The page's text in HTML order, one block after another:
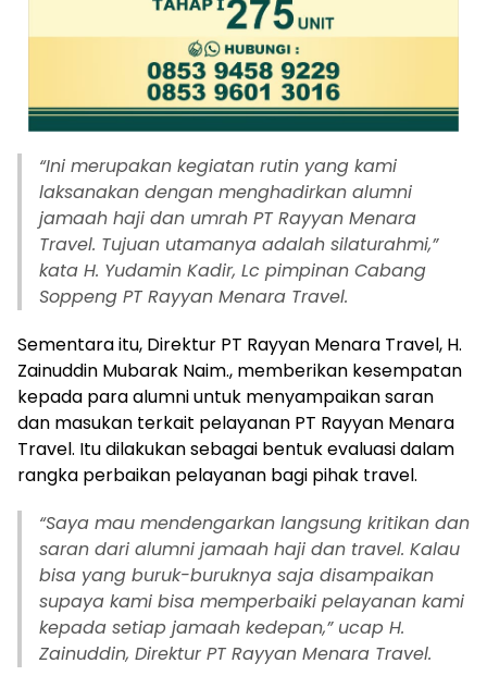
“Ini merupakan kegiatan rutin yang kami
laksanakan dengan menghadirkan alumni
jamaah haji dan umrah PT Rayyan Menara
Travel. Tujuan utamanya adalah silaturahmi,”
kata H. Yudamin Kadir, Lc pimpinan Cabang
Soppeng PT Rayyan Menara Travel.
Sementara itu, Direktur PT Rayyan Menara Travel, H.
Zainuddin Mubarak Naim., memberikan kesempatan
kepada para alumni untuk menyampaikan saran
dan masukan terkait pelayanan PT Rayyan Menara
Travel. Itu dilakukan sebagai bentuk evaluasi dalam
rangka perbaikan pelayanan bagi pihak travel.
“Saya mau mendengarkan langsung kritikan dan
saran dari alumni jamaah haji dan travel. Kalau
bisa yang buruk-buruknya saja disampaikan
supaya kami bisa memperbaiki pelayanan kami
kepada setiap jamaah kedepan,” ucap H.
Zainuddin, Direktur PT Rayyan Menara Travel.